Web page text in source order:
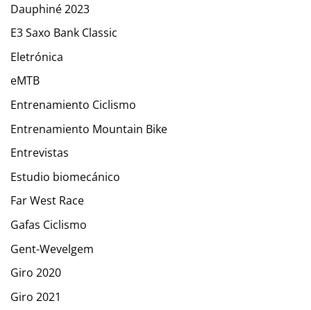
Dauphiné 2023
E3 Saxo Bank Classic
Eletrónica
eMTB
Entrenamiento Ciclismo
Entrenamiento Mountain Bike
Entrevistas
Estudio biomecánico
Far West Race
Gafas Ciclismo
Gent-Wevelgem
Giro 2020
Giro 2021